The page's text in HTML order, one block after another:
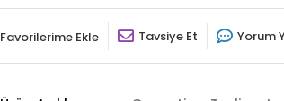
Favorilerime Ekle Tavsiye Et Yorum